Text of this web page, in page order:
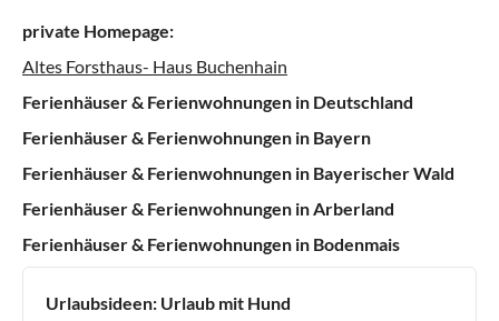
private Homepage:
Altes Forsthaus- Haus Buchenhain
Ferienhäuser & Ferienwohnungen in Deutschland
Ferienhäuser & Ferienwohnungen in Bayern
Ferienhäuser & Ferienwohnungen in Bayerischer Wald
Ferienhäuser & Ferienwohnungen in Arberland
Ferienhäuser & Ferienwohnungen in Bodenmais
Urlaubsideen: Urlaub mit Hund